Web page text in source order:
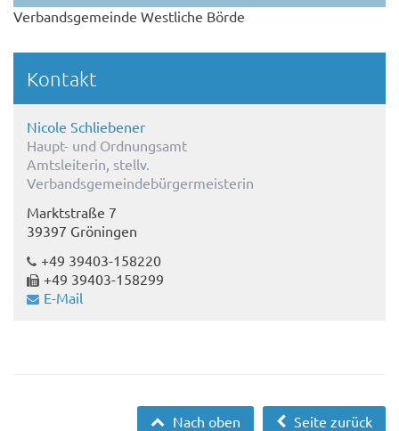
Verbandsgemeinde Westliche Börde
Kontakt
Nicole Schliebener
Haupt- und Ordnungsamt
Amtsleiterin, stellv.
Verbandsgemeindebürgermeisterin
Marktstraße 7
39397 Gröningen
+49 39403-158220
+49 39403-158299
E-Mail
Seite zurück
Nach oben